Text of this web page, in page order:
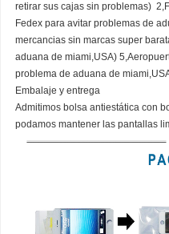
retirar sus cajas sin problemas)
Fedex para avitar problemas de
mercancias sin marcas super
aduana de miami,USA)
problema de aduana de
Embalaje y entrega
Admitimos bolsa antiestática con
podamos mantener las pantallas